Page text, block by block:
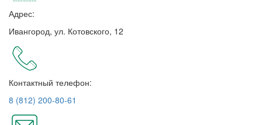
Адрес:
Ивангород, ул. Котовского, 12
Контактный телефон:
8 (812) 200-80-61